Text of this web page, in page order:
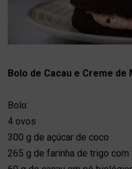
Bolo de Cacau e Creme
Bolo:
4 ovos
300 g de açúcar de coco
265 g de farinha de trigo